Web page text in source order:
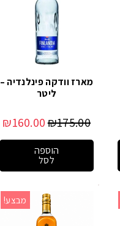
מארז וודקה פינלנדיה –
ליטר
₪175.00
₪160.00
הוספה
לסל
מבצע!